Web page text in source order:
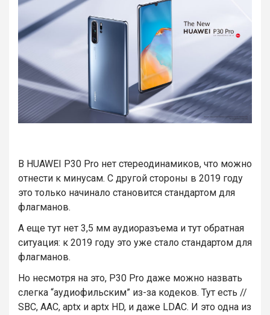
В HUAWEI P30 Pro нет стереодинамиков, что можно
отнести к минусам. С другой стороны в 2019 году
это только начинало становится стандартом для
флагманов.
А еще тут нет 3,5 мм аудиоразъема и тут обратная
ситуация: к 2019 году это уже стало стандартом для
флагманов.
Но несмотря на это, P30 Pro даже можно назвать
слегка “аудиофильским” из-за кодеков. Тут есть //
SBC, AAC, aptx и aptx HD, и даже LDAC. И это одна из